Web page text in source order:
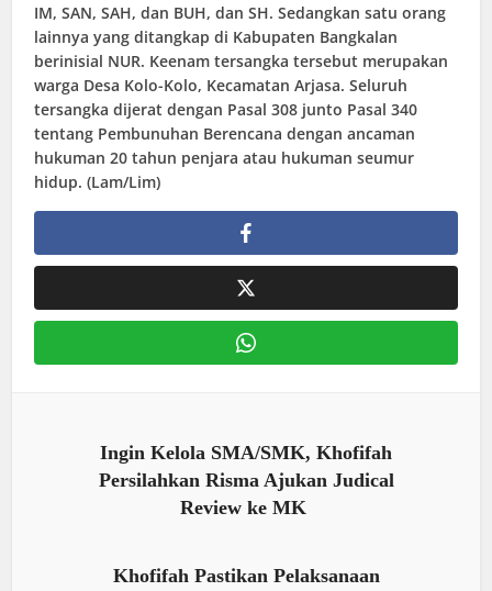
IM, SAN, SAH, dan BUH, dan SH. Sedangkan satu orang
lainnya yang ditangkap di Kabupaten Bangkalan
berinisial NUR. Keenam tersangka tersebut merupakan
warga Desa Kolo-Kolo, Kecamatan Arjasa. Seluruh
tersangka dijerat dengan Pasal 308 junto Pasal 340
tentang Pembunuhan Berencana dengan ancaman
hukuman 20 tahun penjara atau hukuman seumur
hidup. (Lam/Lim)
Ingin Kelola SMA/SMK, Khofifah
Persilahkan Risma Ajukan Judical
Review ke MK
Khofifah Pastikan Pelaksanaan